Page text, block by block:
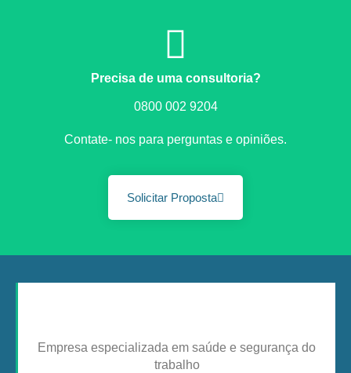
Precisa de uma consultoria?
0800 002 9204
Contate- nos para perguntas e opiniões.
Solicitar Proposta
Empresa especializada em saúde e segurança do
trabalho